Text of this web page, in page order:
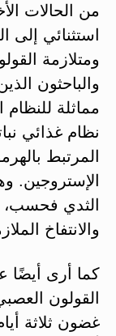
من الحالات
استثنائي إلى
ومتلازمة
والباحثون
مماثلة
نظام غذائي
المرتبط
الإستروجين.
الثدي فحسب،
والانتفاخ
كما أرى أيضًا
القولون
غضون ثلاثة